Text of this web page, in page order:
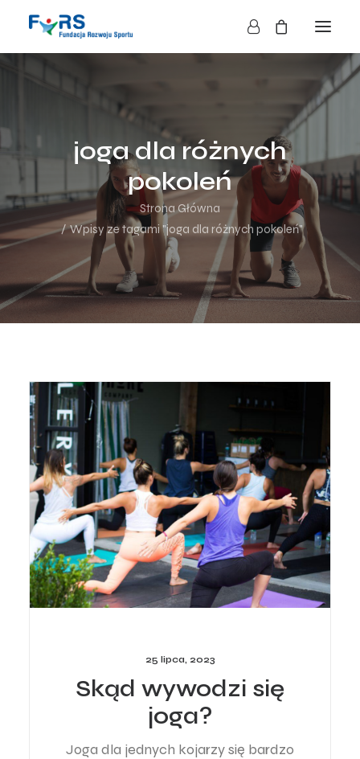
O FUNDACJI
DZIAŁALNOŚĆ
BLOG
KONTAKT
SKLEP
joga dla różnych
pokoleń
Strona Główna
Wpisy ze tagami "joga dla różnych pokoleń"
25 lipca, 2023
Skąd wywodzi się
joga?
Joga dla jednych kojarzy się bardzo